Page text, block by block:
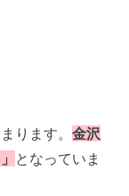
ります。金沢
となっていま